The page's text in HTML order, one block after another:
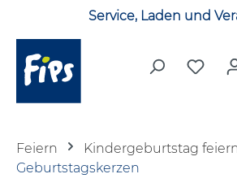
Zum Hauptinhalt springen
Service, Laden und
Du
Feiern
Kindergeburtstag
Geburtstagskerzen